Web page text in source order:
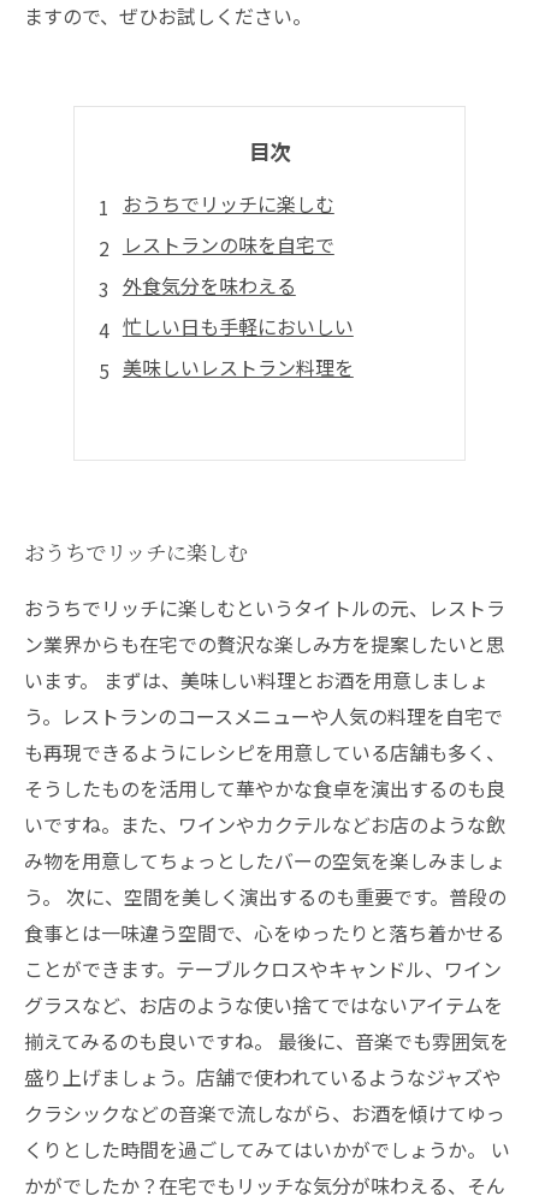
ますので、ぜひお試しください。
目次
おうちでリッチに楽しむ
レストランの味を自宅で
外食気分を味わえる
忙しい日も手軽においしい
美味しいレストラン料理を
おうちでリッチに楽しむ
おうちでリッチに楽しむというタイトルの元、レストラ
ン業界からも在宅での贅沢な楽しみ方を提案したいと思
います。 まずは、美味しい料理とお酒を用意しましょ
う。レストランのコースメニューや人気の料理を自宅で
も再現できるようにレシピを用意している店舗も多く、
そうしたものを活用して華やかな食卓を演出するのも良
いですね。また、ワインやカクテルなどお店のような飲
み物を用意してちょっとしたバーの空気を楽しみましょ
う。 次に、空間を美しく演出するのも重要です。普段の
食事とは一味違う空間で、心をゆったりと落ち着かせる
ことができます。テーブルクロスやキャンドル、ワイン
グラスなど、お店のような使い捨てではないアイテムを
揃えてみるのも良いですね。 最後に、音楽でも雰囲気を
盛り上げましょう。店舗で使われているようなジャズや
クラシックなどの音楽で流しながら、お酒を傾けてゆっ
くりとした時間を過ごしてみてはいかがでしょうか。 い
かがでしたか？在宅でもリッチな気分が味わえる、そん